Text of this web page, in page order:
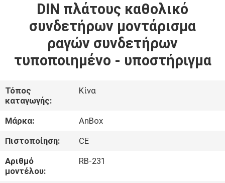
ΠΕΡΊΠΟΥ
ΓΎΡΟΣ
ΕΡΓΟΣΤΑΣΊΩΝ
ΠΟΙΟΤΙΚΌΣ
ΈΛΕΓΧΟΣ
ΜΑΣ
DIN πλάτους καθολικό
συνδετήρων μοντάρισμα
ραγών συνδετήρων
τυποποιημένο - υποστήριγμα
Τόπος
καταγωγής:
Κίνα
Μάρκα:
AnBox
Πιστοποίηση:
CE
Αριθμό
μοντέλου:
RB-231